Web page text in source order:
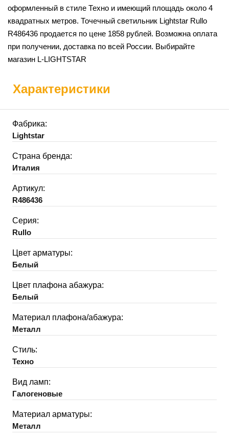
оформленный в стиле Техно и имеющий площадь около 4
квадратных метров. Точечный светильник Lightstar Rullo
R486436 продается по цене 1858 рублей. Возможна оплата
при получении, доставка по всей России. Выбирайте
магазин L-LIGHTSTAR
Характеристики
Фабрика:
Lightstar
Страна бренда:
Италия
Артикул:
R486436
Серия:
Rullo
Цвет арматуры:
Белый
Цвет плафона абажура:
Белый
Материал плафона/абажура:
Металл
Стиль:
Техно
Вид ламп:
Галогеновые
Материал арматуры:
Металл